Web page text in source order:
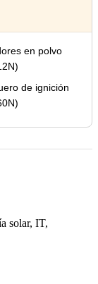
en polvo
de ignición
solar, IT,